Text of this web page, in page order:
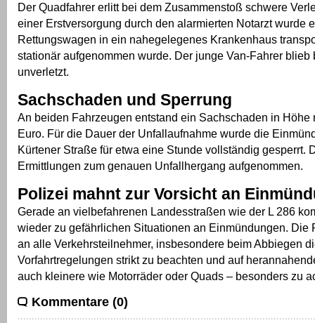
Der Quadfahrer erlitt bei dem Zusammenstoß schwere
einer Erstversorgung durch den alarmierten Notarzt wurde
Rettungswagen in ein nahegelegenes Krankenhaus
stationär aufgenommen wurde. Der junge Van-Fahrer blieb
unverletzt.
Sachschaden und Sperrung
An beiden Fahrzeugen entstand ein Sachschaden in Höhe
Euro. Für die Dauer der Unfallaufnahme wurde die
Kürtener Straße für etwa eine Stunde vollständig gesperrt.
Ermittlungen zum genauen Unfallhergang aufgenommen.
Polizei mahnt zur Vorsicht an
Gerade an vielbefahrenen Landesstraßen wie der L 286
wieder zu gefährlichen Situationen an Einmündungen. Die
an alle Verkehrsteilnehmer, insbesondere beim Abbiegen
Vorfahrtregelungen strikt zu beachten und auf
auch kleinere wie Motorräder oder Quads – besonders zu
Kommentare (0)